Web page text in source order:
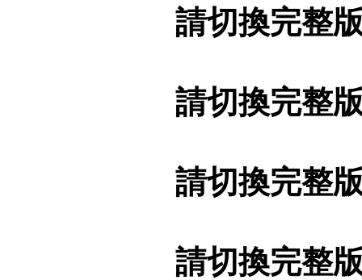
請切換完整
請切換完整
請切換完整
請切換完整